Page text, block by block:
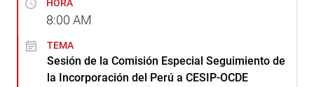
HORA
8:00 AM
TEMA
Sesión de la Comisión Especial Seguimiento de
la Incorporación del Perú a CESIP-OCDE